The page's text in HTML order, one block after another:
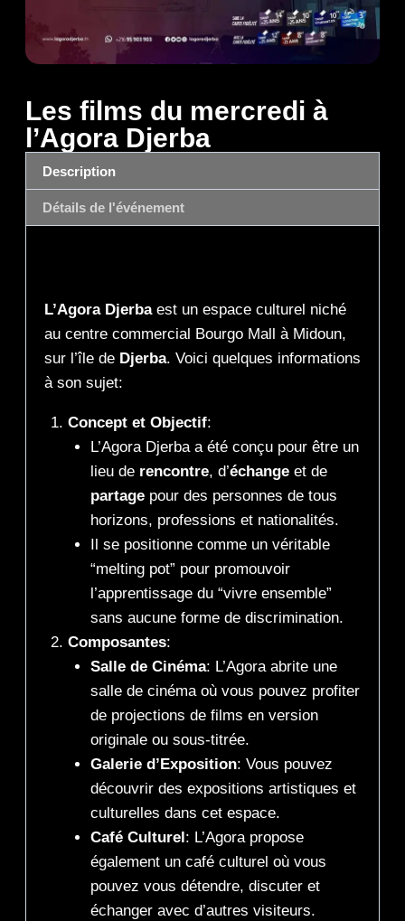
Les films du mercredi à
l’Agora Djerba
Description
Détails de l'événement
L’Agora Djerbaest un espace culturel niché
au centre commercial Bourgo Mall à Midoun,
sur l’île de Djerba. Voici quelques informations
à son sujet:
Concept et Objectif:
L’Agora Djerba a été conçu pour être un
lieu de rencontre, d’échange et de
partage pour des personnes de tous
horizons, professions et nationalités.
Il se positionne comme un véritable
“melting pot” pour promouvoir
l’apprentissage du “vivre ensemble”
sans aucune forme de discrimination.
Composantes:
Salle de Cinéma: L’Agora abrite une
salle de cinéma où vous pouvez profiter
de projections de films en version
originale ou sous-titrée.
Galerie d’Exposition: Vous pouvez
découvrir des expositions artistiques et
culturelles dans cet espace.
Café Culturel : L’Agora propose
également un café culturel où vous
pouvez vous détendre, discuter et
échanger avec d’autres visiteurs.